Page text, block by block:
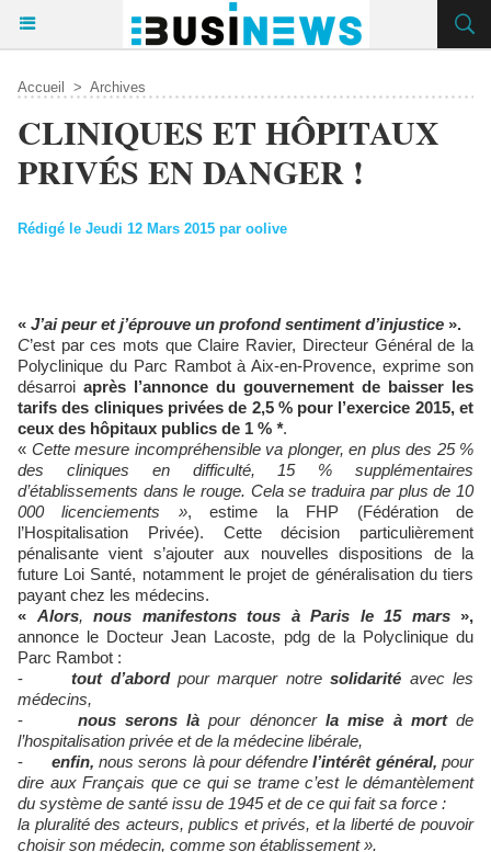
Accueil > Archives
CLINIQUES ET HÔPITAUX
PRIVÉS EN DANGER !
Rédigé le Jeudi 12 Mars 2015 par oolive
« J’ai peur et j’éprouve un profond sentiment d’injustice ».
C’est par ces mots que Claire Ravier, Directeur Général de la
Polyclinique du Parc Rambot à Aix-en-Provence, exprime son
désarroi après l’annonce du gouvernement de baisser les
tarifs des cliniques privées de 2,5 % pour l’exercice 2015, et
ceux des hôpitaux publics de 1 % *.
« Cette mesure incompréhensible va plonger, en plus des 25 %
des cliniques en difficulté, 15 % supplémentaires
d’établissements dans le rouge. Cela se traduira par plus de 10
000 licenciements », estime la FHP (Fédération de
l’Hospitalisation Privée). Cette décision particulièrement
pénalisante vient s’ajouter aux nouvelles dispositions de la
future Loi Santé, notamment le projet de généralisation du tiers
payant chez les médecins.
« Alors, nous manifestons tous à Paris le 15 mars»,
annonce le Docteur Jean Lacoste, pdg de la Polyclinique du
Parc Rambot :
-tout d’abordpour marquer notresolidarité avec les
médecins,
- nous serons là pour dénoncer la mise à mortde
l’hospitalisation privée et de la médecine libérale,
- enfin, nous serons là pour défendrel’intérêt général, pour
dire aux Français que ce qui se trame c’est le démantèlement
du système de santé issu de 1945 et de ce qui fait sa force :
la pluralité des acteurs, publics et privés, et la liberté de pouvoir
choisir son médecin, comme son établissement ».